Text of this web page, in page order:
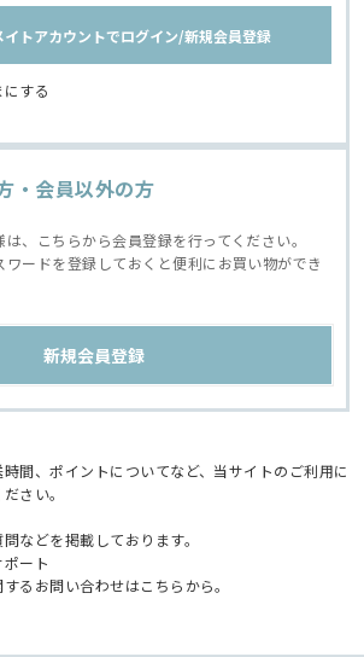
イトアカウントでログイン/新規会員登録
する
・会員以外の方
、こちらから会員登録を行ってください。
ワードを登録しておくと便利にお買い物ができ
間、ポイントについてなど、当サイトのご利用に
さい。
などを掲載しております。
ート
るお問い合わせはこちらから。